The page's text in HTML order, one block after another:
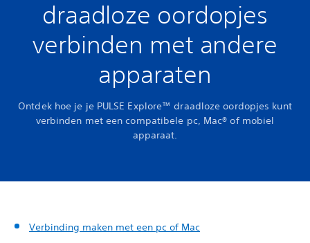
draadloze oordopjes
verbinden met andere
apparaten
Ontdek hoe je je PULSE Explore™ draadloze oordopjes kunt
verbinden met een compatibele pc, Mac® of mobiel
apparaat.
Verbinding maken met een pc of Mac